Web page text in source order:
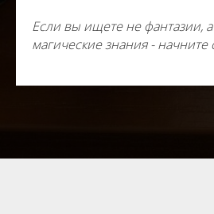
Если вы ищете не фантазии,
магические знания - начните